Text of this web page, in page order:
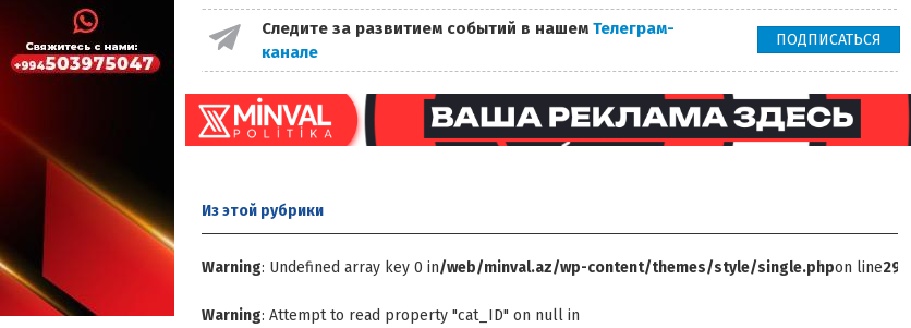
Следите за развитием событий в нашем Телеграм-
канале
ПОДПИСАТЬСЯ
Из этой рубрики
Warning: Undefined array key 0 in/web/minval.az/wp-content/themes/style/single.phpon line299
Warning: Attempt to read property "cat_ID" on null in